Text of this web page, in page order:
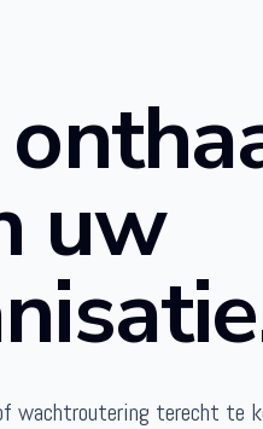
uw
wachtroutering terecht te